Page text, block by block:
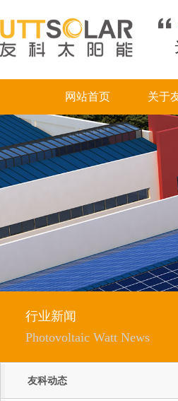
网站首页 关于
行业新闻
Photovoltaic Watt News
友科动态